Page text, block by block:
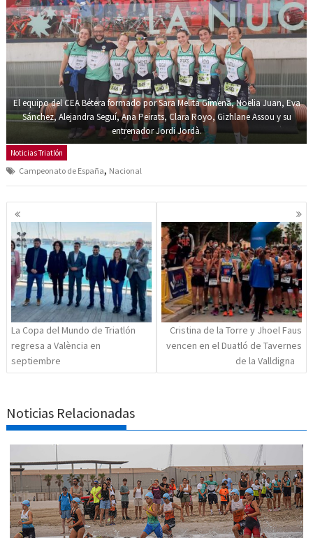
El equipo del CEA Bétera formado por Sara Melita Gimena, Noelia Juan, Eva
Sánchez, Alejandra Seguí, Ana Peirats, Clara Royo, Gizhlane Assou y su
entrenador Jordi Jordà.
Noticias Triatlón
Campeonato de España, Nacional
Navegación
de
entradas
La Copa del Mundo de Triatlón
regresa a València en
septiembre
Cristina de la Torre y Jhoel Faus
vencen en el Duatló de Tavernes
de la Valldigna
Noticias Relacionadas